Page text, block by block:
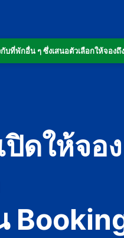
บที่พักอื่น ๆ ซึ่งเสนอตัวเลือกให้จอง
ปิดให้จอง